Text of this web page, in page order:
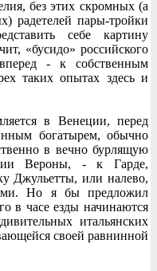
без этих скромных (а
радетелей пары-тройки
себе картину
«бусидо» российского
- к собственным
таких опытах здесь и
в Венеции, перед
богатырем, обычно
в вечно бурлящую
Вероны, - к Гарде,
Джульетты, или налево,
Но я бы предложил
в часе езды начинаются
итальянских
своей равнинной